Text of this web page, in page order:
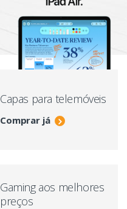
Capas para telemóveis
Comprar já
Gaming aos melhores
preços